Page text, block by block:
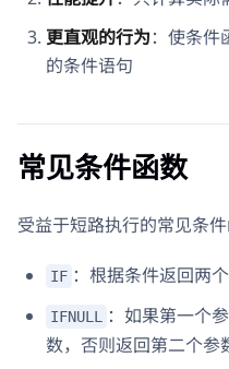
更直观的行为：使条件
的条件语句
常见条件函数
受益于短路执行的常见条件
IF ：根据条件返回两
IFNULL
：如果第一个
数，否则返回第二个参